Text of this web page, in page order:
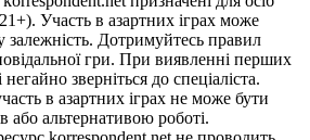
Участь в азартних іграх може
залежність. Дотримуйтесь правил
гри. При виявленні перших
зверніться до спеціаліста.
в азартних іграх не може бути
або альтернативою роботі.